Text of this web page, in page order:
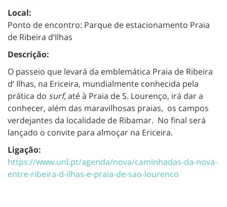
Local:
Ponto de encontro: Parque de estacionamento Praia
de Ribeira d’Ilhas
Descrição:
O passeio que levará da emblemática Praia de Ribeira
d’ Ilhas, na Ericeira, mundialmente conhecida pela
prática do surf,até à Praia de S. Lourenço, irá dar a
conhecer, além das maravilhosas praias, os campos
verdejantes da localidade de Ribamar. No final será
lançado o convite para almoçar na Ericeira.
Ligação:
https://www.unl.pt/agenda/nova/caminhadas-da-nova-
entre-ribeira-d-ilhas-e-praia-de-sao-lourenco